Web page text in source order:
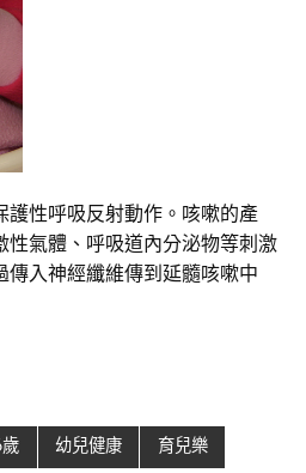
護性呼吸反射動作。咳嗽的產
性氣體、呼吸道內分泌物等刺激
傳入神經纖維傳到延髓咳嗽中
幼兒健康 育兒樂